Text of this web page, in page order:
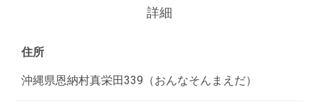
詳細
住所
沖縄県恩納村真栄田339（おんなそんまえだ）